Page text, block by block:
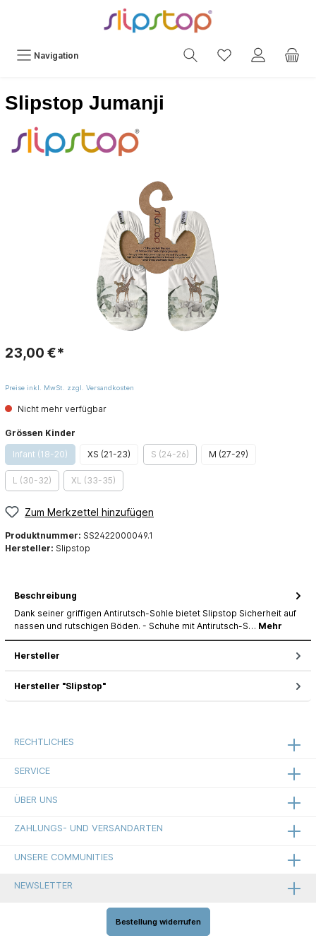
Navigation
Slipstop Jumanji
23,00 €*
Preise inkl. MwSt. zzgl. Versandkosten
Nicht mehr verfügbar
Grössen Kinder
Infant (18-20) XS (21-23) S (24-26) M (27-29)
L (30-32) XL (33-35)
Zum Merkzettel hinzufügen
Produktnummer: SS2422000049.1
Hersteller: Slipstop
Beschreibung
Dank seiner griffigen Antirutsch-Sohle bietet Slipstop Sicherheit auf
nassen und rutschigen Böden. - Schuhe mit Antirutsch-S… Mehr
Hersteller
Hersteller "Slipstop"
RECHTLICHES
SERVICE
ÜBER UNS
ZAHLUNGS- UND VERSANDARTEN
UNSERE COMMUNITIES
NEWSLETTER
Bestellung widerrufen